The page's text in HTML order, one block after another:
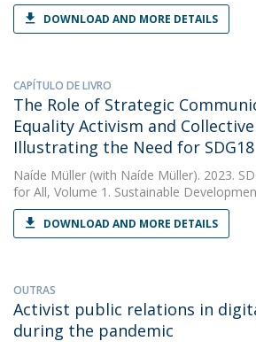
DOWNLOAD AND MORE DETAILS
CAPÍTULO DE LIVRO
The Role of Strategic
Equality Activism and
Illustrating the Need for SDG18
Naíde Müller (with Naíde Müller). 2023.
for All, Volume 1. Sustainable
DOWNLOAD AND MORE DETAILS
OUTRAS
Activist public relations in
during the pandemic